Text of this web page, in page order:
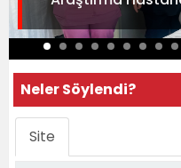
Neler Söylendi?
Site